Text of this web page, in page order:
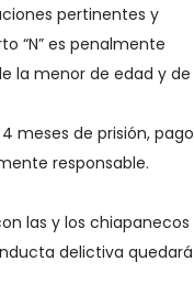
pertinentes y
“N” es penalmente
la menor de edad y de
meses de prisión, pago
responsable.
las y los chiapanecos
delictiva quedará